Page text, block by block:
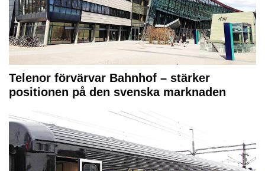
Telenor förvärvar Bahnhof – stärker
positionen på den svenska marknaden